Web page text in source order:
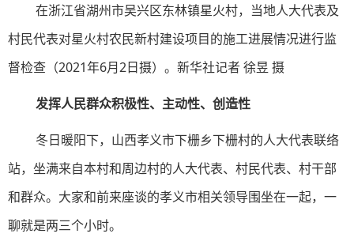
在浙江省湖州市吴兴区东林镇星火村，当地人大代表及
村民代表对星火村农民新村建设项目的施工进展情况进行监
督检查（2021年6月2日摄）。新华社记者 徐昱 摄
发挥人民群众积极性、主动性、创造性
冬日暖阳下，山西孝义市下栅乡下栅村的人大代表联络
站，坐满来自本村和周边村的人大代表、村民代表、村干部
和群众。大家和前来座谈的孝义市相关领导围坐在一起，一
聊就是两三个小时。